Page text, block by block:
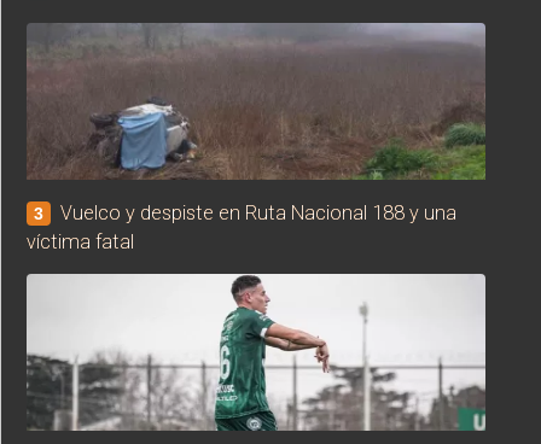
3
Vuelco y despiste en Ruta Nacional 188 y una
víctima fatal